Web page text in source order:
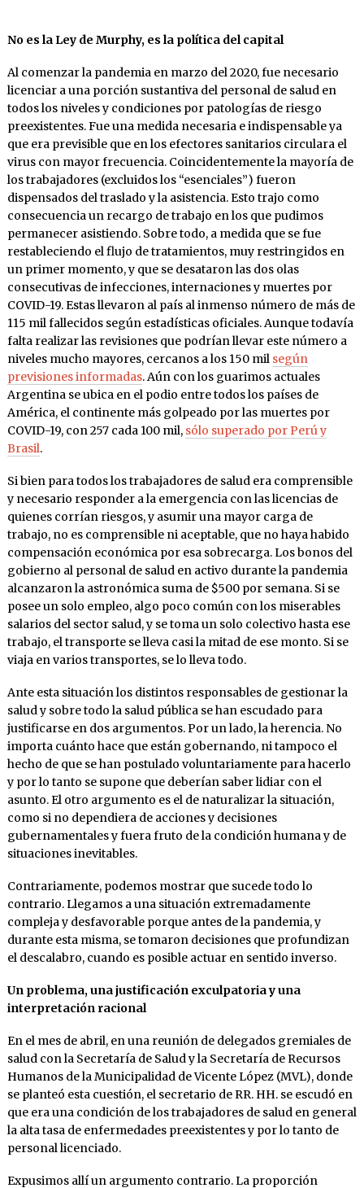
No es la Ley de Murphy, es la política del capital
Al comenzar la pandemia en marzo del 2020, fue necesario
licenciar a una porción sustantiva del personal de salud en
todos los niveles y condiciones por patologías de riesgo
preexistentes. Fue una medida necesaria e indispensable ya
que era previsible que en los efectores sanitarios circulara el
virus con mayor frecuencia. Coincidentemente la mayoría de
los trabajadores (excluidos los “esenciales”) fueron
dispensados del traslado y la asistencia. Esto trajo como
consecuencia un recargo de trabajo en los que pudimos
permanecer asistiendo. Sobre todo, a medida que se fue
restableciendo el flujo de tratamientos, muy restringidos en
un primer momento, y que se desataron las dos olas
consecutivas de infecciones, internaciones y muertes por
COVID-19. Estas llevaron al país al inmenso número de más de
115 mil fallecidos según estadísticas oficiales. Aunque todavía
falta realizar las revisiones que podrían llevar este número a
niveles mucho mayores, cercanos a los 150 mil según
previsiones informadas. Aún con los guarimos actuales
Argentina se ubica en el podio entre todos los países de
América, el continente más golpeado por las muertes por
COVID-19, con 257 cada 100 mil, sólo superado por Perú y
Brasil.
Si bien para todos los trabajadores de salud era comprensible
y necesario responder a la emergencia con las licencias de
quienes corrían riesgos, y asumir una mayor carga de
trabajo, no es comprensible ni aceptable, que no haya habido
compensación económica por esa sobrecarga. Los bonos del
gobierno al personal de salud en activo durante la pandemia
alcanzaron la astronómica suma de $500 por semana. Si se
posee un solo empleo, algo poco común con los miserables
salarios del sector salud, y se toma un solo colectivo hasta ese
trabajo, el transporte se lleva casi la mitad de ese monto. Si se
viaja en varios transportes, se lo lleva todo.
Ante esta situación los distintos responsables de gestionar la
salud y sobre todo la salud pública se han escudado para
justificarse en dos argumentos. Por un lado, la herencia. No
importa cuánto hace que están gobernando, ni tampoco el
hecho de que se han postulado voluntariamente para hacerlo
y por lo tanto se supone que deberían saber lidiar con el
asunto. El otro argumento es el de naturalizar la situación,
como si no dependiera de acciones y decisiones
gubernamentales y fuera fruto de la condición humana y de
situaciones inevitables.
Contrariamente, podemos mostrar que sucede todo lo
contrario. Llegamos a una situación extremadamente
compleja y desfavorable porque antes de la pandemia, y
durante esta misma, se tomaron decisiones que profundizan
el descalabro, cuando es posible actuar en sentido inverso.
Un problema, una justificación exculpatoria y una
interpretación racional
En el mes de abril, en una reunión de delegados gremiales de
salud con la Secretaría de Salud y la Secretaría de Recursos
Humanos de la Municipalidad de Vicente López (MVL), donde
se planteó esta cuestión, el secretario de RR. HH. se escudó en
que era una condición de los trabajadores de salud en general
la alta tasa de enfermedades preexistentes y por lo tanto de
personal licenciado.
Expusimos allí un argumento contrario. La proporción